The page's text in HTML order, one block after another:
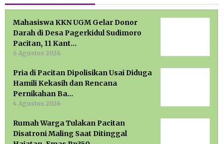
Mahasiswa KKN UGM Gelar Donor
Darah di Desa Pagerkidul Sudimoro
Pacitan, 11 Kant…
6 Agustus 2026
Pria di Pacitan Dipolisikan Usai Diduga
Hamili Kekasih dan Rencana
Pernikahan Ba…
4 Agustus 2026
Rumah Warga Tulakan Pacitan
Disatroni Maling Saat Ditinggal